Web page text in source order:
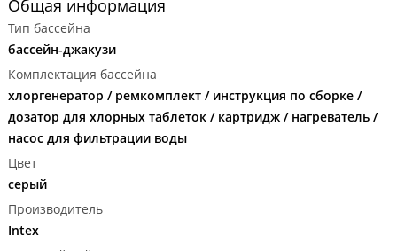
Общая информация
Тип бассейна
бассейн-джакузи
Комплектация бассейна
хлоргенератор / ремкомплект / инструкция по сборке /
дозатор для хлорных таблеток / картридж / нагреватель /
насос для фильтрации воды
Цвет
серый
Производитель
Intex